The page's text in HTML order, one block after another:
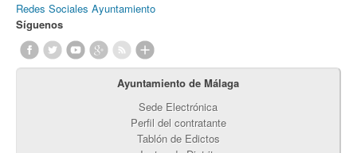
Redes Sociales Ayuntamiento
Síguenos
Ayuntamiento de Málaga
Sede Electrónica
Perfil del contratante
Tablón de Edictos